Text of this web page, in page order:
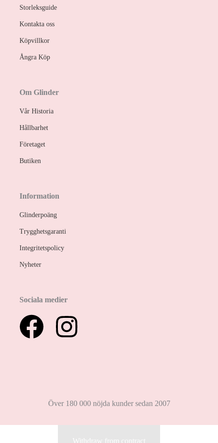
Storleksguide
Kontakta oss
Köpvillkor
Ångra Köp
Om Glinder
Vår Historia
Hållbarhet
Företaget
Butiken
Information
Glinderpoäng
Trygghetsgaranti
Integritetspolicy
Nyheter
Sociala medier
Över 180 000 nöjda kunder sedan 2007
Withdraw from contract